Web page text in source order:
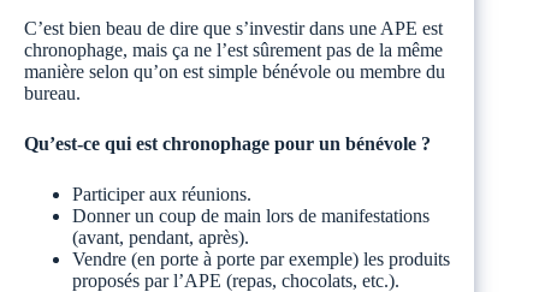
C’est bien beau de dire que s’investir dans une APE est
chronophage, mais ça ne l’est sûrement pas de la même
manière selon qu’on est simple bénévole ou membre du
bureau.
Qu’est-ce qui est chronophage pour un bénévole ?
Participer aux réunions.
Donner un coup de main lors de manifestations
(avant, pendant, après).
Vendre (en porte à porte par exemple) les produits
proposés par l’APE (repas, chocolats, etc.).